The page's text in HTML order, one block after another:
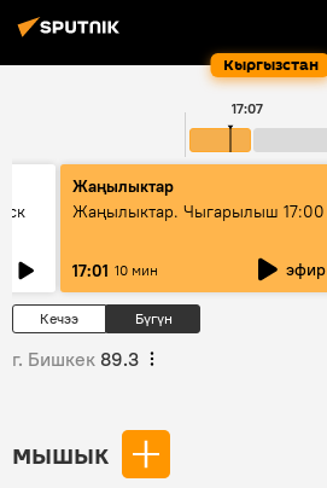
Кыргызстан
17:07
Жаңылыктар
Жаңылыктар. Чыгарылыш 17:00
17:01 10 мин эфир
Кечээ Бүгүн
г. Бишкек 89.3
мышык